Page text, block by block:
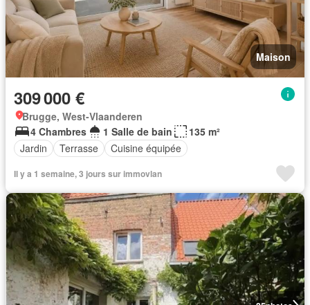
Maison
309 000 €
Brugge, West-Vlaanderen
4 Chambres
1 Salle de bain
135 m²
Jardin
Terrasse Cuisine équipée
Il y a 1 semaine, 3 jours sur immovlan